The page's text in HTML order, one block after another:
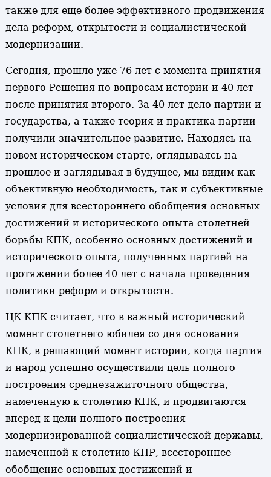
также для еще более эффективного продвижения
дела реформ, открытости и социалистической
модернизации.
Сегодня, прошло уже 76 лет с момента принятия
первого Решения по вопросам истории и 40 лет
после принятия второго. За 40 лет дело партии и
государства, а также теория и практика партии
получили значительное развитие. Находясь на
новом историческом старте, оглядываясь на
прошлое и заглядывая в будущее, мы видим как
объективную необходимость, так и субъективные
условия для всестороннего обобщения основных
достижений и исторического опыта столетней
борьбы КПК, особенно основных достижений и
исторического опыта, полученных партией на
протяжении более 40 лет с начала проведения
политики реформ и открытости.
ЦК КПК считает, что в важный исторический
момент столетнего юбилея со дня основания
КПК, в решающий момент истории, когда партия
и народ успешно осуществили цель полного
построения среднезажиточного общества,
намеченную к столетию КПК, и продвигаются
вперед к цели полного построения
модернизированной социалистической державы,
намеченной к столетию КНР, всестороннее
обобщение основных достижений и